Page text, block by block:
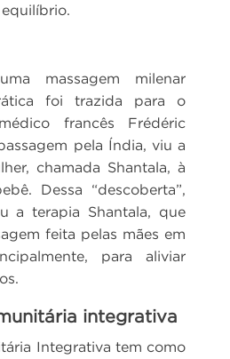
massagem milenar
foi trazida para o
francês Frédéric
pela Índia, viu a
chamada Shantala, à
Dessa “descoberta”,
a terapia Shantala, que
feita pelas mães em
para aliviar
integrativa
Integrativa tem como